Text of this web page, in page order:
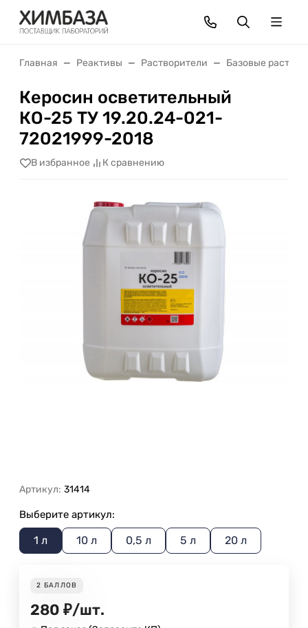
Главная Реактивы Растворители Базовые
Керосин осветительный
КО-25 ТУ 19.20.24-021-
72021999-2018
В избранное К сравнению
Артикул: 31414
Выберите артикул:
1 л 10 л 0,5 л 5 л 20 л
2 БАЛЛОВ
280 ₽/шт.